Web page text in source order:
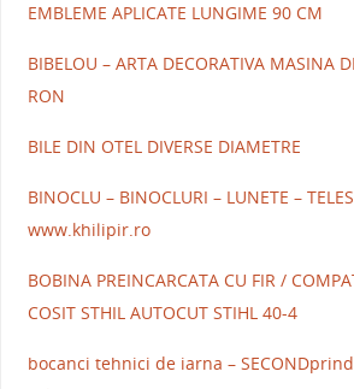
EMBLEME APLICATE LUNGIME 90 CM
BIBELOU – ARTA DECORATIVA MASINA
RON
BILE DIN OTEL DIVERSE DIAMETRE
BINOCLU – BINOCLURI – LUNETE –
www.khilipir.ro
BOBINA PREINCARCATA CU FIR /
COSIT STHIL AUTOCUT STIHL 40-4
bocanci tehnici de iarna –